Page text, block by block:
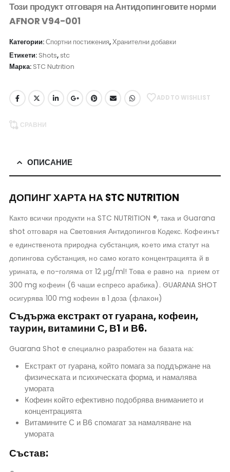
Този продукт отговаря на Антидопинговите норми
AFNOR V94-001
Категории:Спортни постижения,Хранителни добавки
Етикети: Shots, stc
Марка: STC Nutrition
ADD TO WISHLIST
СРАВНИ
ОПИСАНИЕ
ДОПИНГ ХАРТА НА STC NUTRITION
Както всички продукти на STC NUTRITION ®, така и Guarana
shot отговаря на Световния Антидопингов Кодекс. Кофеинът
е единственота природна субстанция, което има статут на
допингова субстанция, но само когато концентрацията й в
урината, е по-голяма от 12 μg/ml! Това е равно на прием от
300 mg кофеин (6 чаши еспресо арабика). GUARANA SHOT
осигурява 100 mg кофеин в 1 доза (флакон)
Съдържа екстракт от гуарана, кофеин,
таурин, витамини С, В1 и В6.
Guarana Shot e специално разработен на базата на:
Екстракт от гуарана, който помага за поддържане на
физическата и психическата форма, и намалява
умората
Кофеин който ефективно подобрява вниманието и
концентрацията
Витамините С и В6 спомагат за намаляване на
умората
Състав: